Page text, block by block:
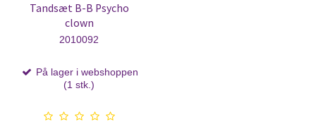
Tandsæt B-B Psycho
clown
2010092
På lager i webshoppen
(1 stk.)